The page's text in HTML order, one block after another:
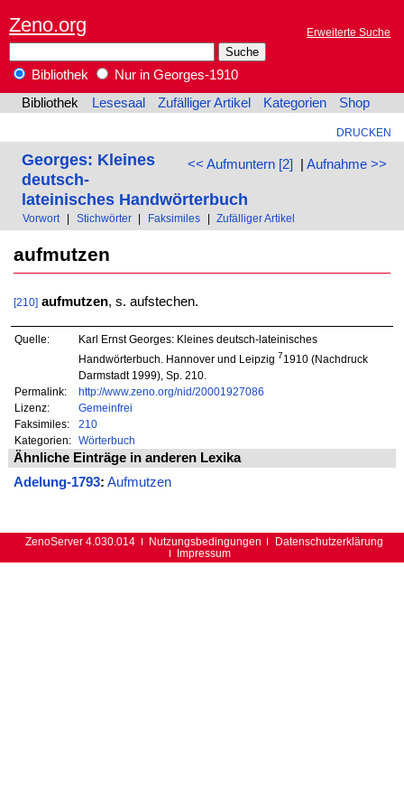
Zeno.org Erweiterte Suche
Bibliothek
Nur in Georges-1910
Bibliothek
Lesesaal Zufälliger Artikel Kategorien Shop
DRUCKEN
<< Aufmuntern [2] | Aufnahme >>
Georges: Kleines
deutsch-
lateinisches Handwörterbuch
Vorwort Stichwörter Faksimiles Zufälliger Artikel
aufmutzen
[210] aufmutzen, s. aufstechen.
Quelle:
Karl Ernst Georges: Kleines deutsch-lateinisches
Handwörterbuch. Hannover und Leipzig 71910 (Nachdruck
Darmstadt 1999), Sp. 210.
Permalink:
http://www.zeno.org/nid/20001927086
Lizenz:
Gemeinfrei
Faksimiles:
210
Kategorien:
Wörterbuch
Ähnliche Einträge in anderen Lexika
Adelung-1793: Aufmutzen
ZenoServer 4.030.014 Nutzungsbedingungen
Datenschutzerklärung
Impressum